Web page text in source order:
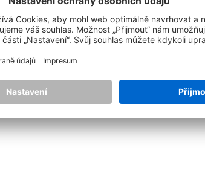
svou tepelnou a zvukovou izolací.
například v mezikrokevní izolaci.
ještě o krok dál. Tato mořská
drcený vláknitý materiál se
jako je konopí nebo len, nutné